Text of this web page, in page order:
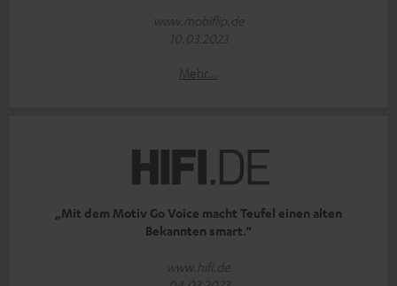
www.mobiflip.de
10.03.2023
Mehr...
„Mit dem Motiv Go Voice macht Teufel einen alten
Bekannten smart.“
www.hifi.de